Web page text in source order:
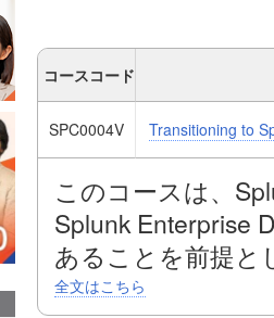
ーティングについ
コースコード
SPC0004V Transitioning to
このコースは、
Splunk Enterprise
あることを前提と
全文はこちら